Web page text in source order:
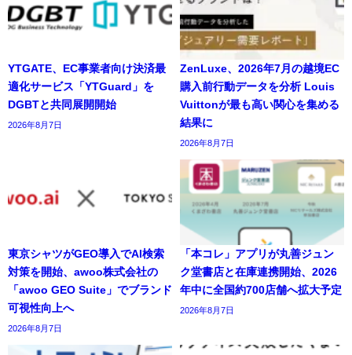
YTGATE、EC事業者向け決済最
適化サービス「YTGuard」を
DGBTと共同展開開始
2026年8月7日
ZenLuxe、2026年7月の越境EC
購入前行動データを分析 Louis
Vuittonが最も高い関心を集める
結果に
2026年8月7日
東京シャツがGEO導入でAI検索
対策を開始、awoo株式会社の
「awoo GEO Suite」でブランド
可視性向上へ
2026年8月7日
「本コレ」アプリが丸善ジュン
ク堂書店と在庫連携開始、2026
年中に全国約700店舗へ拡大予定
2026年8月7日